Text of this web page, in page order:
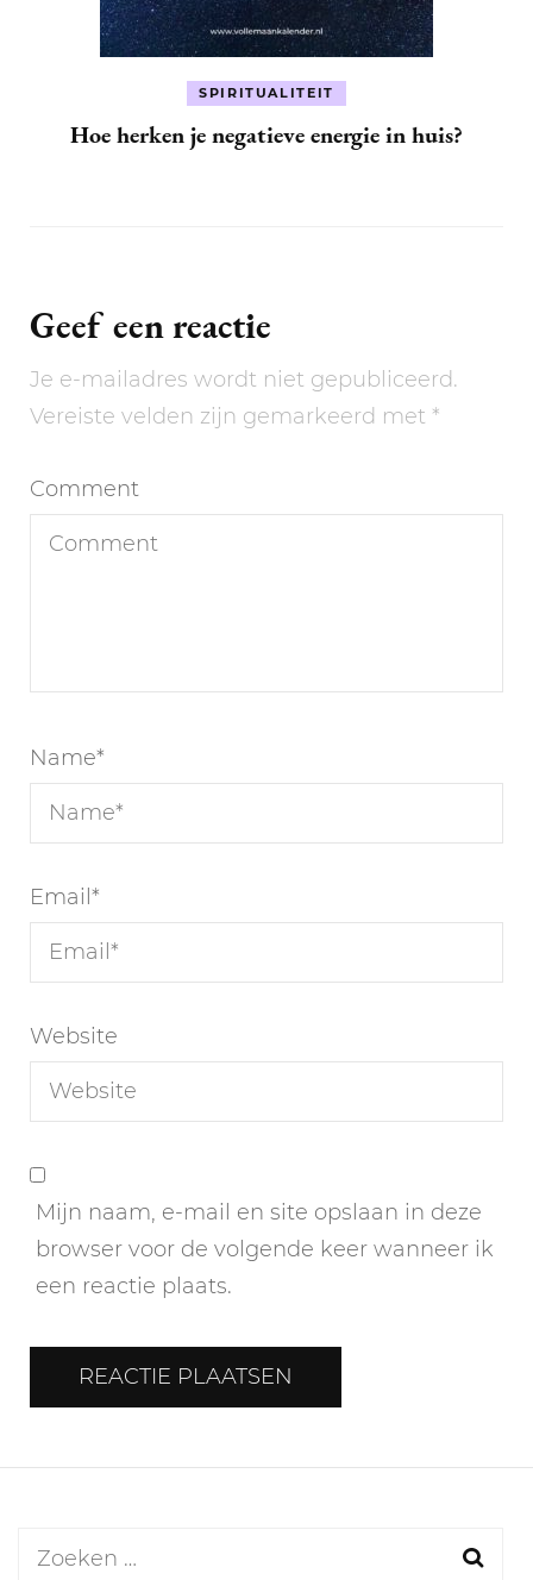
SPIRITUALITEIT
Hoe herken je negatieve energie in huis?
Geef een reactie
Je e-mailadres wordt niet gepubliceerd.
Vereiste velden zijn gemarkeerd met *
Comment
Name*
Email *
Website
Mijn naam, e-mail en site opslaan in deze
browser voor de volgende keer wanneer ik
een reactie plaats.
Zoeken